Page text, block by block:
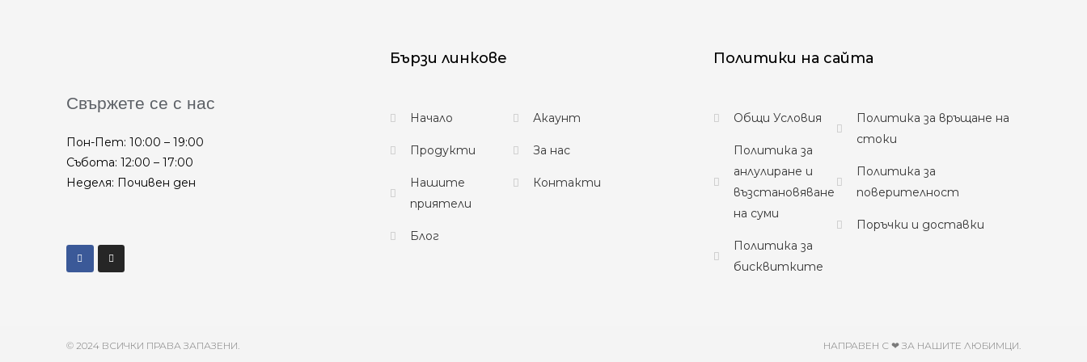
Свържете се с нас
Пон-Пет: 10:00 – 19:00
Събота: 12:00 – 17:00
Неделя: Почивен ден
Бързи линкове
Начало
Продукти
Нашите
приятели
Блог
Акаунт
За нас
Контакти
Политики на сайта
Общи Условия
Политика за
анлулиране и
възстановяване
на суми
Политика за
бисквитките
Политика за връщане на
стоки
Политика за
поверителност
Поръчки и доставки
© 2024 ВСИЧКИ ПРАВА ЗАПАЗЕНИ. НАПРАВЕН С ❤ ЗА НАШИТЕ ЛЮБИМЦИ.